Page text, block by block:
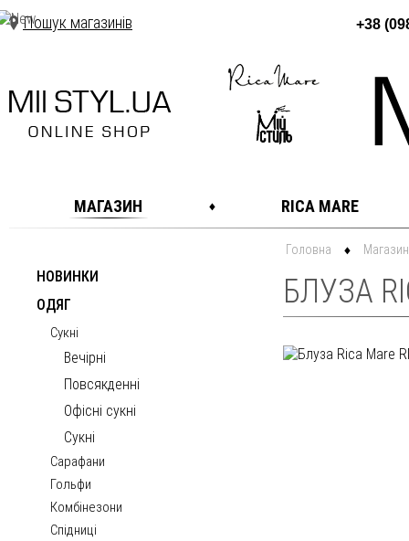
Пошук магазинів +38
МАГАЗИН RICA MARE
НОВИНКИ
ОДЯГ
Сукні
Вечірні
Повсякденні
Офісні сукні
Сукні
Сарафани
Гольфи
Комбінезони
Спідниці
Головна Магазин
БЛУЗА